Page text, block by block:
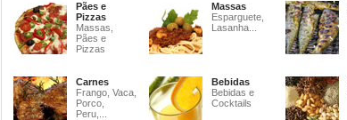
Pães e
Pizzas
Massas,
Pães e
Pizzas
Massas
Esparguete,
Lasanha...
Carnes
Frango, Vaca,
Porco,
Peru,...
Bebidas
Bebidas e
Cocktails